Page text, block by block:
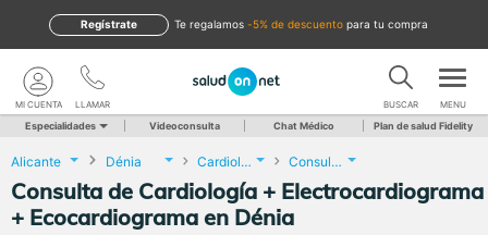
te regalamos -5% de descuento para tu compra
Regístrate
LLAMAR
MI CUENTA BUSCAR MENU
Especialidades Videoconsulta Chat Médico Plan de salud Fidelity
Alicante Dénia Cardiología Consulta de Cardiología + Electrocardiograma + Ecocardiograma
Consulta de Cardiología + Electrocardiograma
+ Ecocardiograma en Dénia